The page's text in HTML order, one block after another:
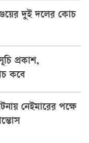
দুই দলের কোচ
প্রকাশ,
কবে
নেইমারের পক্ষে